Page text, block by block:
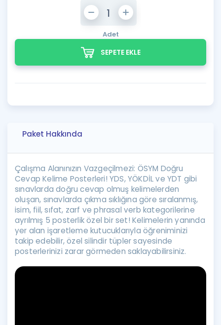
Adet
SEPETE EKLE
Paket Hakkında
Çalışma Alanınızın Vazgeçilmezi: ÖSYM Doğru
Cevap Kelime Posterleri! YDS, YÖKDİL ve YDT gibi
sınavlarda doğru cevap olmuş kelimelerden
oluşan, sınavlarda çıkma sıklığına göre sıralanmış,
isim, fiil, sıfat, zarf ve phrasal verb kategorilerine
ayrılmış 5 posterlik özel bir set! Kelimelerin yanında
yer alan işaretleme kutucuklarıyla öğreniminizi
takip edebilir, özel silindir tüpler sayesinde
posterlerinizi zarar görmeden saklayabilirsiniz.